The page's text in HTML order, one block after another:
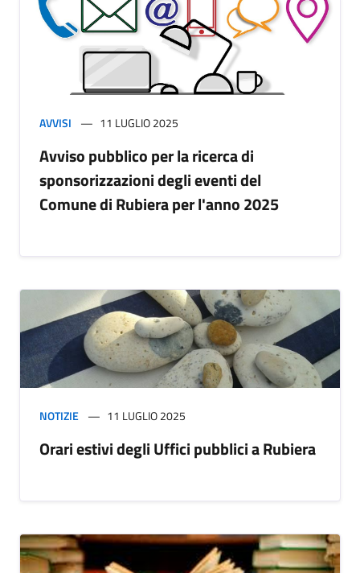
AVVISI 11 LUGLIO 2025
Avviso pubblico per la ricerca di
sponsorizzazioni degli eventi del
Comune di Rubiera per l'anno 2025
NOTIZIE 11 LUGLIO 2025
Orari estivi degli Uffici pubblici a Rubiera